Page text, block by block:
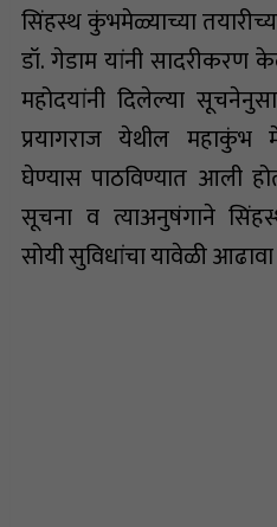
सिंहस्थ कुंभमेळ्याच्या
डॉ. गेडाम यांनी सादरीकरण
महोदयांनी दिलेल्या
प्रयागराज येथील महाकुंभ
घेण्यास पाठविण्यात आली
सूचना व त्याअनुषंगाने
सोयी सुविधांचा यावेळी